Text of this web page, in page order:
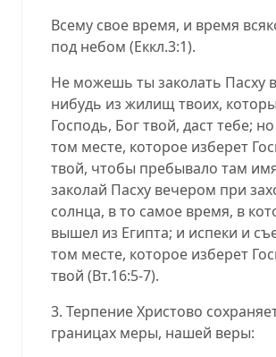
Всему свое время, и время
под небом (Еккл.3:1).
Не можешь ты заколать Пасху
нибудь из жилищ твоих,
Господь, Бог твой, даст тебе;
том месте, которое изберет
твой, чтобы пребывало там
заколай Пасху вечером при
солнца, в то самое время, в
вышел из Египта; и испеки и
том месте, которое изберет
твой (Вт.16:5-7).
3. Терпение Христово
границах меры, нашей веры: